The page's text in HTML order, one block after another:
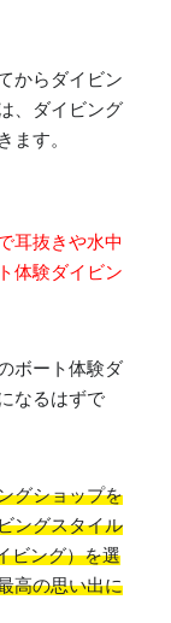
からダイビン
、ダイビング
ます。
耳抜きや水中
体験ダイビン
ボート体験ダ
なるはずで
グショップを
ングスタイル
ビング）を選
高の思い出に